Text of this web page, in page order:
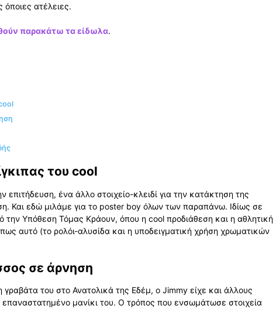
όποιες ατέλειες.
παρακάτω τα είδωλα.
του cool
επιτήδευση, ένα άλλο στοιχείο-κλειδί για την κατάκτηση της
Και εδώ μιλάμε για το poster boy όλων των παραπάνω. Ιδίως σε
την Υπόθεση Τόμας Κράουν, όπου η cool προδιάθεση και η αθλητική
αυτό (το ρολόι-αλυσίδα και η υποδειγματική χρήση χρωματικών
σε άρνηση
του στο Ανατολικά της Εδέμ, ο Jimmy είχε και άλλους
μανίκι του. Ο τρόπος που ενσωμάτωσε στοιχεία